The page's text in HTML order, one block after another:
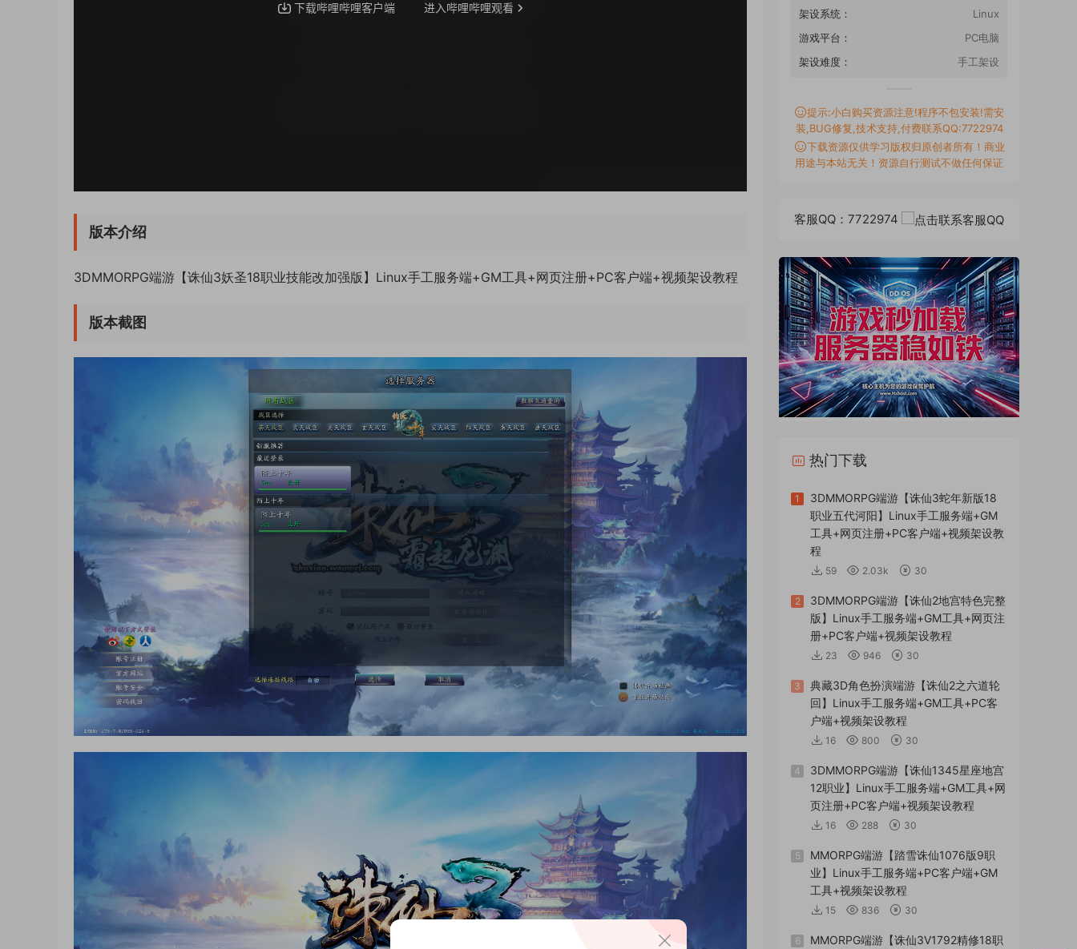
版本介绍
3DMMORPG端游【诛仙3妖圣18职业技能改加强版】Linux手工服务端+GM工具+网页注册+PC客户端+视频架设教程
版本截图
架设系统：
Linux
游戏平台：
PC电脑
架设难度：
手工架设
提示:小白购买资源注意!程序不包安装!需安
装,BUG修复,技术支持,付费联系QQ:7722974
下载资源仅供学习版权归原创者所有！商业
用途与本站无关！资源自行测试不做任何保证
客服QQ：7722974
热门下载
1
3DMMORPG端游【诛仙3蛇年新版18
职业五代河阳】Linux手工服务端+GM
工具+网页注册+PC客户端+视频架设教
程
59 2.03k 30
2
3DMMORPG端游【诛仙2地宫特色完整
版】Linux手工服务端+GM工具+网页注
册+PC客户端+视频架设教程
23 946 30
3
典藏3D角色扮演端游【诛仙2之六道轮
回】Linux手工服务端+GM工具+PC客
户端+视频架设教程
16 800 30
4
3DMMORPG端游【诛仙1345星座地宫
12职业】Linux手工服务端+GM工具+网
页注册+PC客户端+视频架设教程
16 288 30
5
MMORPG端游【踏雪诛仙1076版9职
业】Linux手工服务端+PC客户端+GM
工具+视频架设教程
15 836 30
6
MMORPG端游【诛仙3V1792精修18职